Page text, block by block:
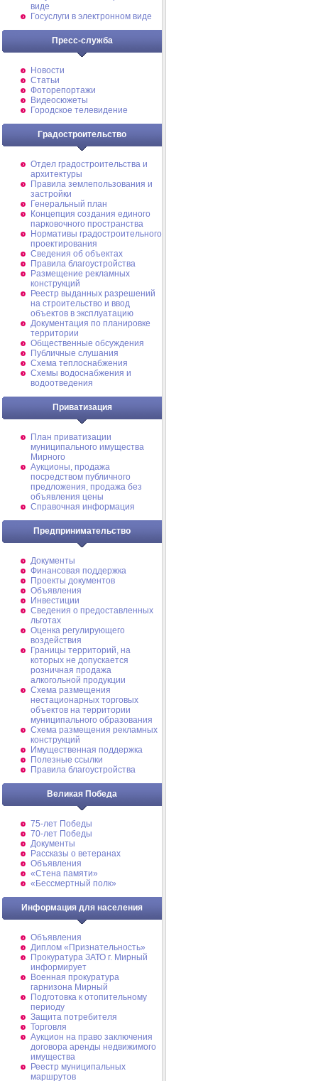
виде
Госуслуги в электронном виде
Пресс-служба
Новости
Статьи
Фоторепортажи
Видеосюжеты
Городское телевидение
Градостроительство
Отдел градостроительства и
архитектуры
Правила землепользования и
застройки
Генеральный план
Концепция создания единого
парковочного пространства
Нормативы градостроительного
проектирования
Сведения об объектах
Правила благоустройства
Размещение рекламных
конструкций
Реестр выданных разрешений
на строительство и ввод
объектов в эксплуатацию
Документация по планировке
территории
Общественные обсуждения
Публичные слушания
Схема теплоснабжения
Схемы водоснабжения и
водоотведения
Приватизация
План приватизации
муниципального имущества
Мирного
Аукционы, продажа
посредством публичного
предложения, продажа без
объявления цены
Справочная информация
Предпринимательство
Документы
Финансовая поддержка
Проекты документов
Объявления
Инвестиции
Сведения о предоставленных
льготах
Оценка регулирующего
воздействия
Границы территорий, на
которых не допускается
розничная продажа
алкогольной продукции
Схема размещения
нестационарных торговых
объектов на территории
муниципального образования
Схема размещения рекламных
конструкций
Имущественная поддержка
Полезные ссылки
Правила благоустройства
Великая Победа
75-лет Победы
70-лет Победы
Документы
Рассказы о ветеранах
Объявления
«Стена памяти»
«Бессмертный полк»
Информация для населения
Объявления
Диплом «Признательность»
Прокуратура ЗАТО г. Мирный
информирует
Военная прокуратура
гарнизона Мирный
Подготовка к отопительному
периоду
Защита потребителя
Торговля
Аукцион на право заключения
договора аренды недвижимого
имущества
Реестр муниципальных
маршрутов